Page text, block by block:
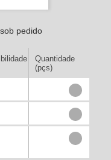
pedido
Quantidade
(pçs)